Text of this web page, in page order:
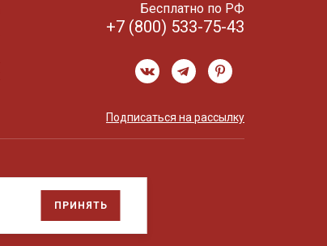
ПРИНЯТЬ
Бесплатно по РФ
+7 (800) 533-75-43
Подписаться на рассылку